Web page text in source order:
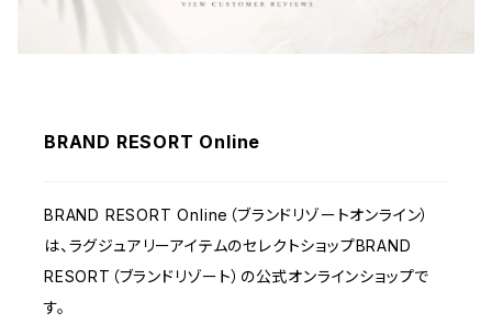
BRAND RESORT Online
BRAND RESORT Online（ブランドリゾートオンライン）
は、ラグジュアリーアイテムのセレクトショップBRAND
RESORT（ブランドリゾート）の公式オンラインショップで
す。